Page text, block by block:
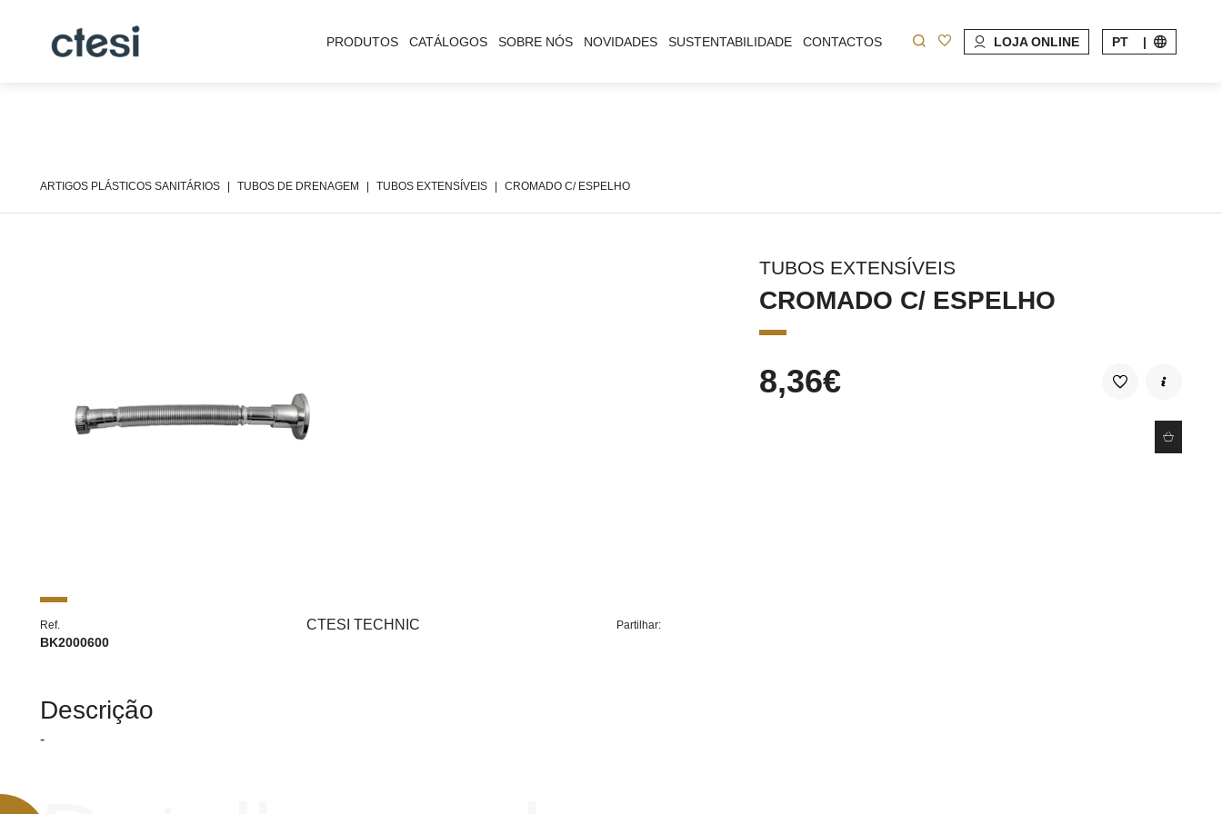
PRODUTOS CATÁLOGOS SOBRE NÓS NOVIDADES SUSTENTABILIDADE CONTACTOS LOJA ONLINE PT |
ARTIGOS PLÁSTICOS SANITÁRIOS TUBOS DE DRENAGEM TUBOS EXTENSÍVEIS CROMADO C/ ESPELHO
TUBOS EXTENSÍVEIS
CROMADO C/ ESPELHO
8,36€
Ref.
BK2000600
CTESI TECHNIC Partilhar:
Descrição
-